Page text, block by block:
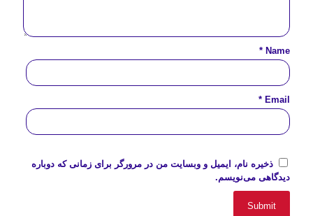
Name
*
Email
*
ذخیره نام، ایمیل و وبسایت من در مرورگر برای زمانی که دوباره
دیدگاهی می‌نویسم.